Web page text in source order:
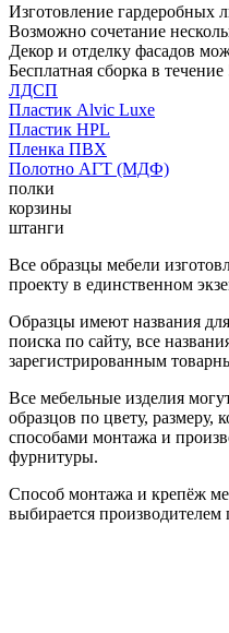
Изготовление гардеробных
Возможно сочетание
Декор и отделку фасадов
Бесплатная сборка в
ЛДСП
Пластик Alvic Luxe
Пластик HPL
Пленка ПВХ
Полотно АГТ (МДФ)
полки
корзины
штанги
Все образцы мебели
проекту в единственном
Образцы имеют названия
поиска по сайту, все
зарегистрированным
Все мебельные изделия
образцов по цвету, размеру,
способами монтажа и
фурнитуры.
Способ монтажа и крепёж
выбирается